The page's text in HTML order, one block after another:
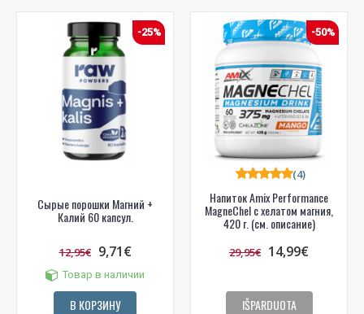
-25%
Сырые порошки Магний +
Калий 60 капсул.
12,95€ 9,71€
Товар в наличии
В КОРЗИНУ
-50%
Напиток Amix Performance
MagneChel с хелатом магния,
420 г. (см. описание)
(4)
29,95€ 14,99€
IŠPARDUOTA